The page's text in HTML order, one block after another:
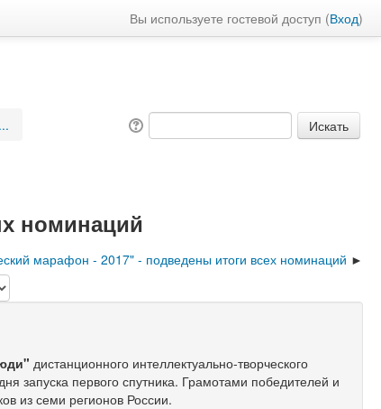
Вы используете гостевой доступ (Вход)
номинаций
марафон - 2017" - подведены итоги всех номинаций
дистанционного интеллектуально-творческого
запуска первого спутника. Грамотами победителей и
из семи регионов России.